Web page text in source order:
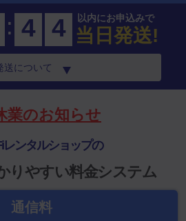
: 4 4 以内にお申込みで
当日発送!
送について
業のお知らせ
レンタルショップの
りやすい料金システム
通信料